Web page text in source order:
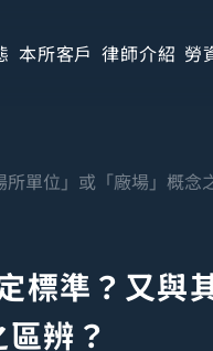
本所客戶 律師介紹 勞
單位」或「廠場」概念
標準？又與
辨？